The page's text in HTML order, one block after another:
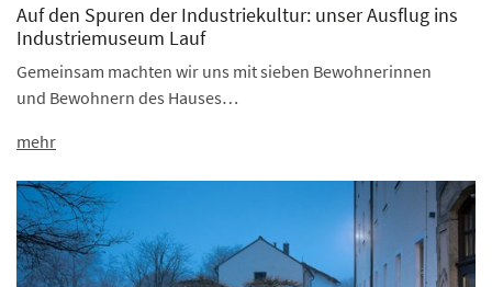
Auf den Spuren der Industriekultur: unser Ausflug ins
Industriemuseum Lauf
Gemeinsam machten wir uns mit sieben Bewohnerinnen
und Bewohnern des Hauses…
mehr